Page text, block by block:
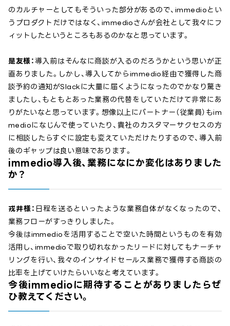
のカルチャーとしてもそういった部分があるので、immedioとい
うプロダクトだけではなく、immedioさんが会社として我々にフ
ィットしたというところもあるのかなと思っています。
是友様： 導入前はそんなに商談が入るのだろうかという思いが正
直ありました。しかし、導入してからimmedio経由で獲得した商
談予約の通知がSlackに大量に届くようになったのでかなり驚き
ましたし、もともとあった業務の代替をしていただけて非常にあ
りがたいなと思っています。想像以上にパートナー（従業員）もim
medioになじんで使っていたり、貴社のカスタマーサクセスの方
に相談したらすぐに設定も変えていただけたりするので、導入前
後のギャップは良い意味であります。
immedio導入後、業務になにか変化はありました
か？
戎井様： 日程を送るといったような業務自体がなくなったので、
業務フローがすっきりしました。
今後はimmedioを活用することで空いた時間というものを有効
活用し、immedioで取り切れなかったリードに対してもナーチャ
リングを行い、我々のインサイドセールス業務で獲得する商談の
比率を上げていけたらいいなと考えています。
今後immedioに期待することがありましたらぜ
ひ教えてください。